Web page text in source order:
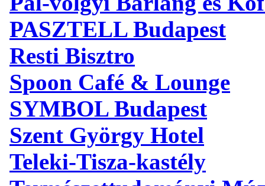
PASZTELL Budapest
Resti Bisztro
Spoon Café & Lounge
SYMBOL Budapest
Szent György Hotel
Teleki-Tisza-kastély